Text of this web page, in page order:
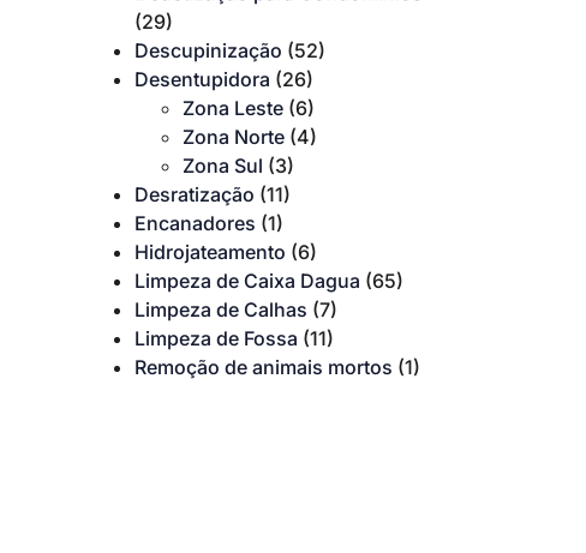
(29)
Descupinização (52)
Desentupidora (26)
Zona Leste (6)
Zona Norte (4)
Zona Sul (3)
Desratização (11)
Encanadores (1)
Hidrojateamento (6)
Limpeza de Caixa Dagua (65)
Limpeza de Calhas (7)
Limpeza de Fossa (11)
Remoção de animais mortos (1)